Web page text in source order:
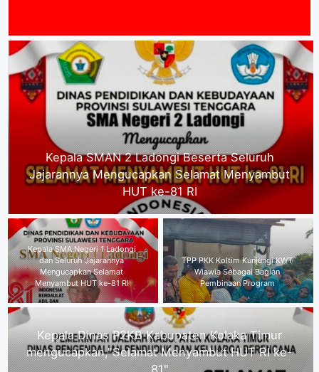
Kepala SMA Negeri 1 Ladongi dan Seluruh
Jajarannya Mengucapkan Selamat Menyambut
HUT ke-81 RI
TPP PKK Koltim Kunjungi KWT
Wiawia Sebagai Bagian
Pembinaan Program
Kepala Dinas P2KB Kabupaten
Kolaka Timur
mengucapkan,"Selamat
Menyambut HUT RI ke-81"
Direktur Kolaka Media Institute Kecam Dugaan
Intimidasi Wartawan Nasionalinfo.com, Minta